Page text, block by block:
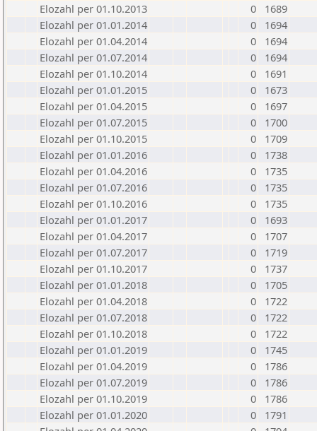
Elozahl per 01.10.2013
0
1689
Elozahl per 01.01.2014
0
1694
Elozahl per 01.04.2014
0
1694
Elozahl per 01.07.2014
0
1694
Elozahl per 01.10.2014
0
1691
Elozahl per 01.01.2015
0
1673
Elozahl per 01.04.2015
0
1697
Elozahl per 01.07.2015
0
1700
Elozahl per 01.10.2015
0
1709
Elozahl per 01.01.2016
0
1738
Elozahl per 01.04.2016
0
1735
Elozahl per 01.07.2016
0
1735
Elozahl per 01.10.2016
0
1735
Elozahl per 01.01.2017
0
1693
Elozahl per 01.04.2017
0
1707
Elozahl per 01.07.2017
0
1719
Elozahl per 01.10.2017
0
1737
Elozahl per 01.01.2018
0
1705
Elozahl per 01.04.2018
0
1722
Elozahl per 01.07.2018
0
1722
Elozahl per 01.10.2018
0
1722
Elozahl per 01.01.2019
0
1745
Elozahl per 01.04.2019
0
1786
Elozahl per 01.07.2019
0
1786
Elozahl per 01.10.2019
0
1786
Elozahl per 01.01.2020
0
1791